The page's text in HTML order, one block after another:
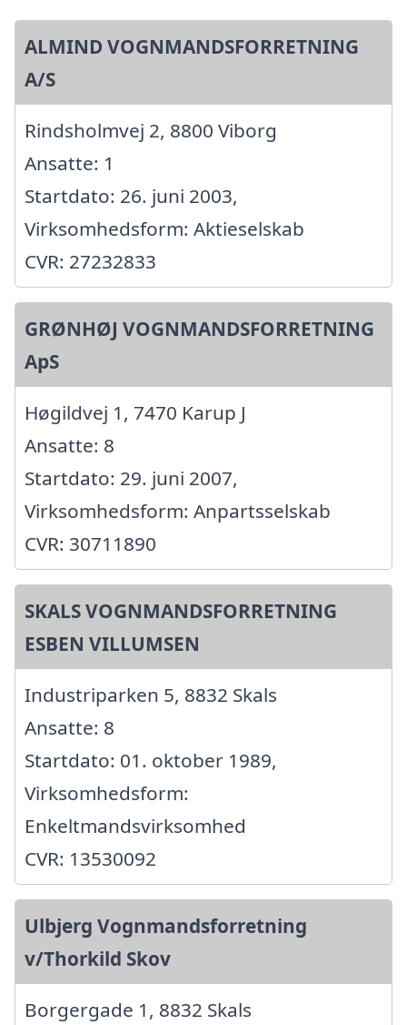
ALMIND VOGNMANDSFORRETNING
A/S
Rindsholmvej 2, 8800 Viborg
Ansatte: 1
Startdato: 26. juni 2003,
Virksomhedsform: Aktieselskab
CVR: 27232833
GRØNHØJ VOGNMANDSFORRETNING
ApS
Høgildvej 1, 7470 Karup J
Ansatte: 8
Startdato: 29. juni 2007,
Virksomhedsform: Anpartsselskab
CVR: 30711890
SKALS VOGNMANDSFORRETNING
ESBEN VILLUMSEN
Industriparken 5, 8832 Skals
Ansatte: 8
Startdato: 01. oktober 1989,
Virksomhedsform:
Enkeltmandsvirksomhed
CVR: 13530092
Ulbjerg Vognmandsforretning
v/Thorkild Skov
Borgergade 1, 8832 Skals